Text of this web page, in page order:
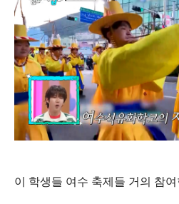
이 학생들 여수 축제들 거의 참